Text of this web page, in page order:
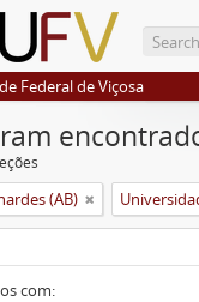
Federal de Viçosa
(AB)
com: